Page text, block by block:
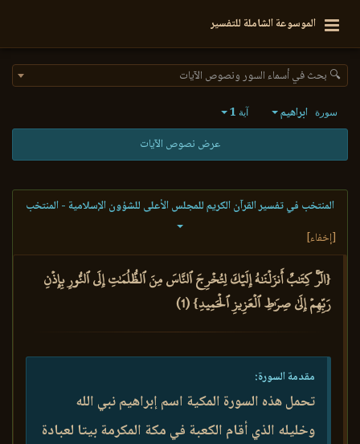
الموسوعة الشاملة للتفسير
🔍 بحث في أسماء السور ونصوص الآيات
سورة ابراهيم آية 1
عرض نصوص الآيات
المنتخب في تفسير القرآن الكريم للمجلس الأعلى للشؤون الإسلامية - المنتخب
[إخفاء]
{الٓرۚ كِتَٰبٌ أَنزَلۡنَٰهُ إِلَيۡكَ لِتُخۡرِجَ ٱلنَّاسَ مِنَ ٱلظُّلُمَٰتِ إِلَى ٱلنُّورِ بِإِذۡنِ
رَبِّهِمۡ إِلَىٰ صِرَٰطِ ٱلۡعَزِيزِ ٱلۡحَمِيدِ} (1)
مقدمة السورة:
تحمل هذه السورة المكية اسم إبراهيم نبي الله
وخليله الذي أقام الكعبة في مكة المكرمة بيتا لعبادة